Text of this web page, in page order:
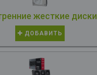
жесткие диски
ДОБАВИТЬ